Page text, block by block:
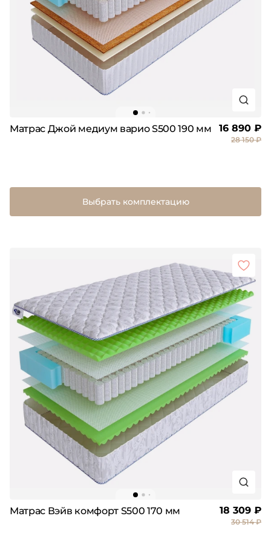
Матрас Джой медиум варио S500 190 мм 16 890 ₽
28 150 ₽
Выбрать комплектацию
Матрас Вэйв комфорт S500 170 мм 18 309 ₽
30 514 ₽